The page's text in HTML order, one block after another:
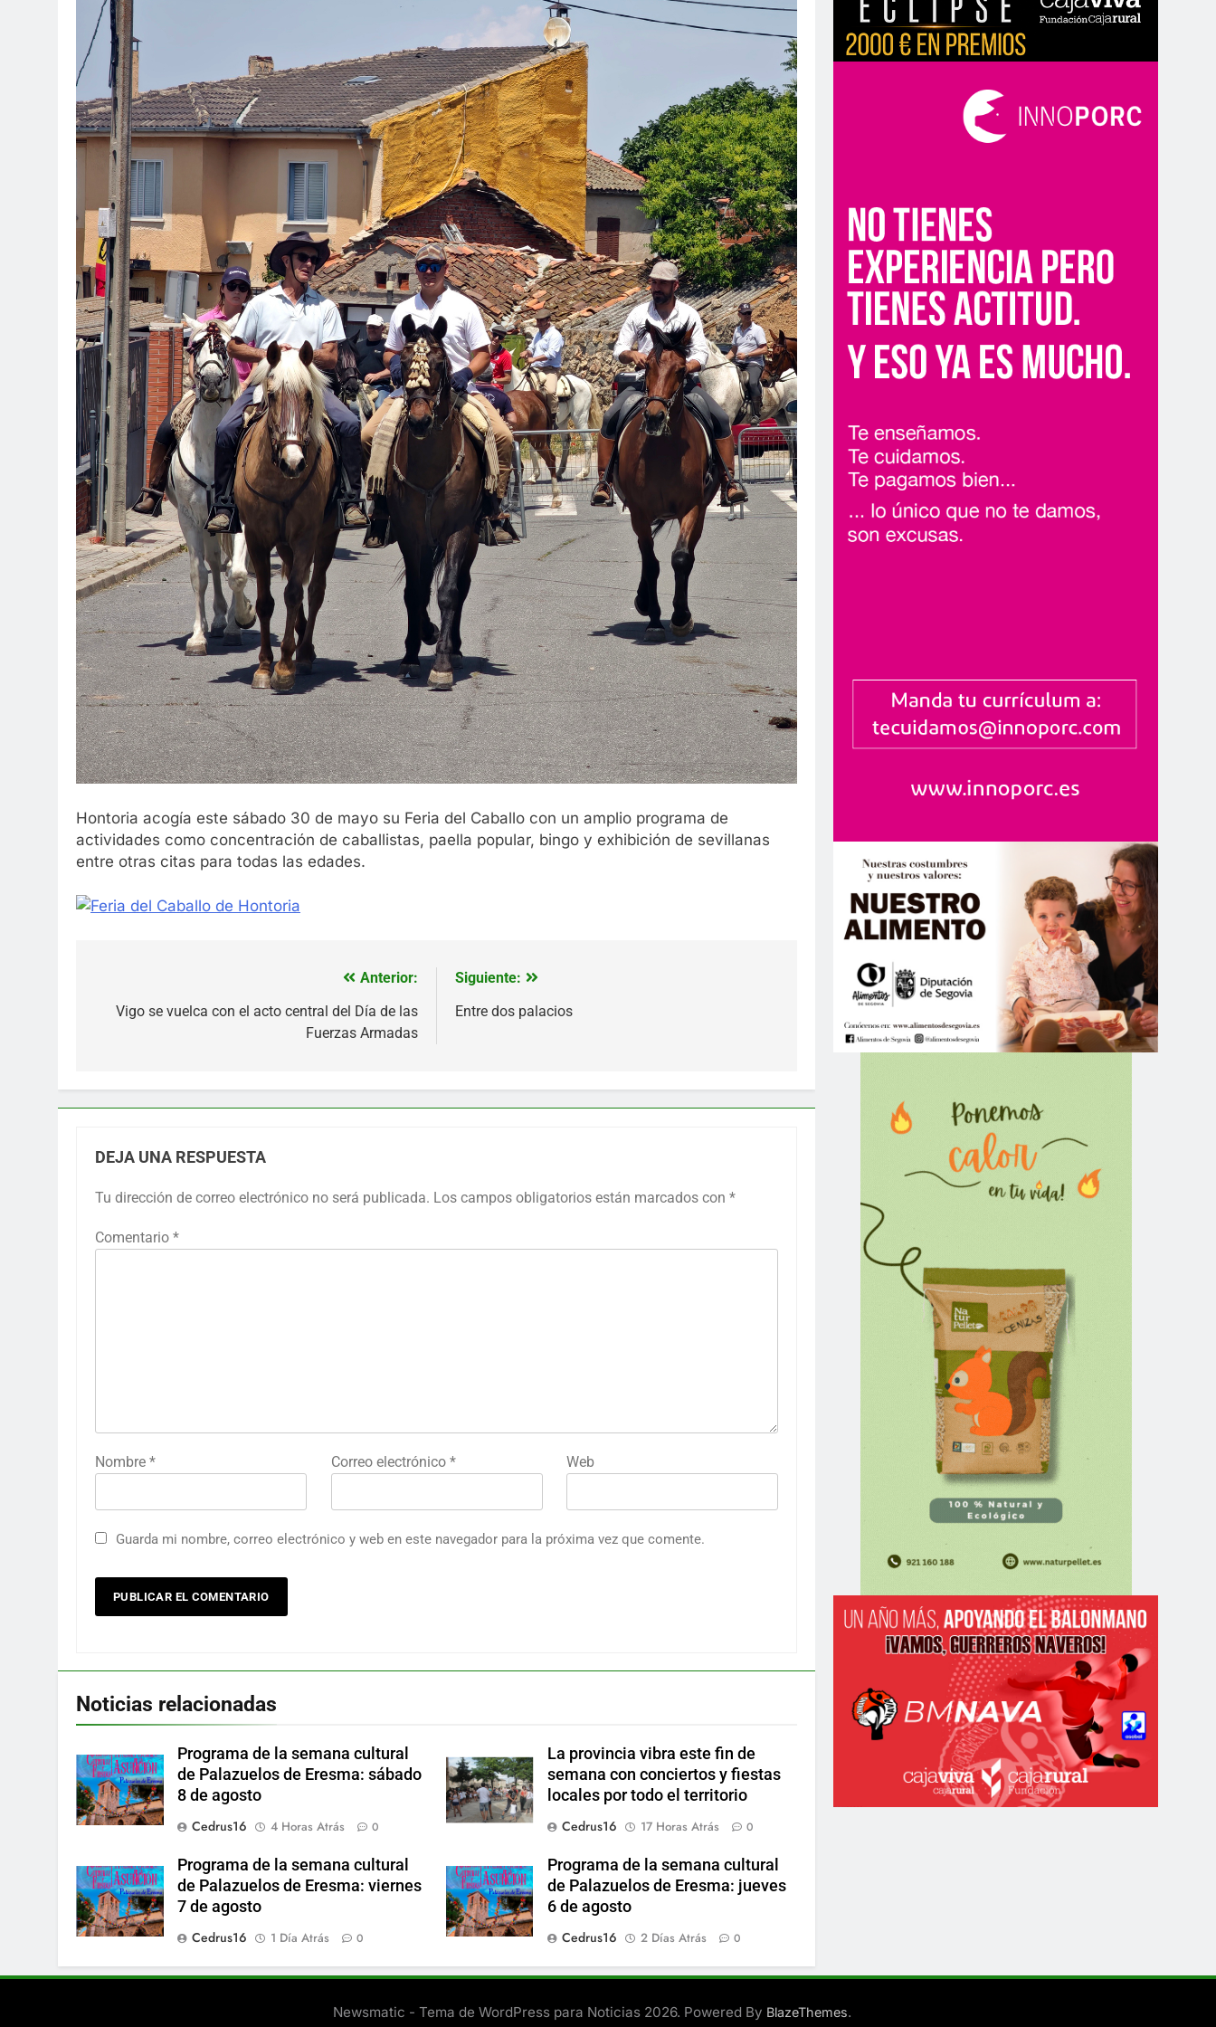
Hontoria acogía este sábado 30 de mayo su Feria del Caballo con un amplio programa de
actividades como concentración de caballistas, paella popular, bingo y exhibición de sevillanas
entre otras citas para todas las edades.
de
Anterior:
Vigo se vuelca con el acto central del Día de las
Fuerzas Armadas
Siguiente:
Entre dos palacios
DEJA UNA RESPUESTA
Tu dirección de correo electrónico no será publicada. Los campos obligatorios están marcados con *
Comentario *
Nombre * Correo electrónico * Web
Guarda mi nombre, correo electrónico y web en este navegador para la próxima vez que comente.
Noticias relacionadas
Programa de la semana cultural
de Palazuelos de Eresma: sábado
8 de agosto
Cedrus16
4 Horas Atrás 0
La provincia vibra este fin de
semana con conciertos y fiestas
locales por todo el territorio
Cedrus16
17 Horas Atrás 0
Programa de la semana cultural
de Palazuelos de Eresma: viernes
7 de agosto
Cedrus16
1 Día Atrás 0
Programa de la semana cultural
de Palazuelos de Eresma: jueves
6 de agosto
Cedrus16
2 Días Atrás 0
Newsmatic - Tema de WordPress para Noticias 2026. Powered By BlazeThemes.